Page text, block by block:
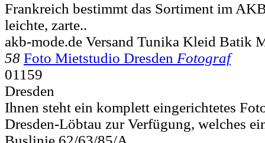
Frankreich bestimmt das Sortiment im
leichte, zarte..
akb-mode.de Versand Tunika Kleid Batik
58 Foto Mietstudio Dresden Fotograf
01159
Dresden
Ihnen steht ein komplett eingerichtetes
Dresden-Löbtau zur Verfügung, welches